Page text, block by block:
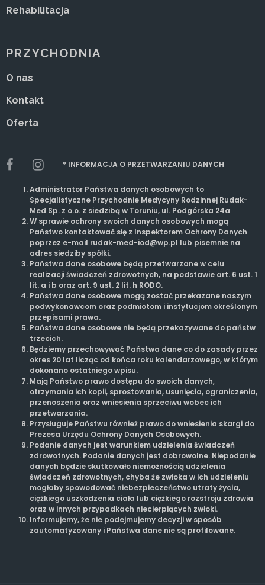
Rehabilitacja
PRZYCHODNIA
O nas
Kontakt
Oferta
* INFORMACJA O PRZETWARZANIU DANYCH
Administrator Państwa danych osobowych to
Specjalistyczne Przychodnie Medycyny Rodzinnej Rudak-
Med Sp. z o.o. z siedzibą w Toruniu, ul. Podgórska 24a
W sprawie ochrony swoich danych osobowych mogą
Państwo kontaktować się z Inspektorem Ochrony Danych
poprzez e-mail rudak-med-iod@wp.pl lub pisemnie na
adres siedziby spółki.
Państwa dane osobowe będą przetwarzane w celu
realizacji świadczeń zdrowotnych, na podstawie art. 6 ust. 1
lit. a i b oraz art. 9 ust. 2 lit. h RODO.
Państwa dane osobowe mogą zostać przekazane naszym
podwykonawcom oraz podmiotom i instytucjom określonym
przepisami prawa.
Państwa dane osobowe nie będą przekazywane do państw
trzecich.
Będziemy przechowywać Państwa dane co do zasady przez
okres 20 lat licząc od końca roku kalendarzowego, w którym
dokonano ostatniego wpisu.
Mają Państwo prawo dostępu do swoich danych,
otrzymania ich kopii, sprostowania, usunięcia, ograniczenia,
przenoszenia oraz wniesienia sprzeciwu wobec ich
przetwarzania.
Przysługuje Państwu również prawo do wniesienia skargi do
Prezesa Urzędu Ochrony Danych Osobowych.
Podanie danych jest warunkiem udzielenia świadczeń
zdrowotnych. Podanie danych jest dobrowolne. Niepodanie
danych będzie skutkowało niemożnością udzielenia
świadczeń zdrowotnych, chyba że zwłoka w ich udzieleniu
mogłaby spowodować niebezpieczeństwo utraty życia,
ciężkiego uszkodzenia ciała lub ciężkiego rozstroju zdrowia
oraz w innych przypadkach niecierpiących zwłoki.
Informujemy, że nie podejmujemy decyzji w sposób
zautomatyzowany i Państwa dane nie są profilowane.